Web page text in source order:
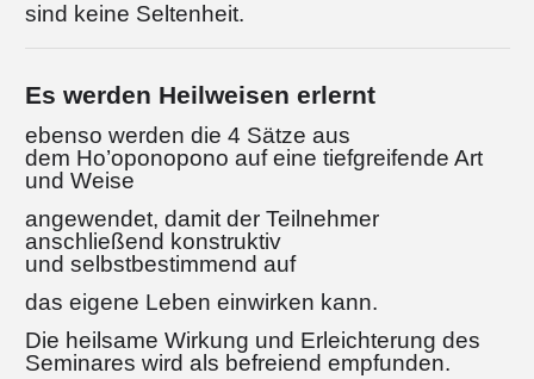
sind keine Seltenheit.
Es werden Heilweisen erlernt
ebenso werden die 4 Sätze aus
dem Ho’oponopono auf eine tiefgreifende Art
und Weise
angewendet, damit der Teilnehmer
anschließend konstruktiv
und selbstbestimmend auf
das eigene Leben einwirken kann.
Die heilsame Wirkung und Erleichterung des
Seminares wird als befreiend empfunden.